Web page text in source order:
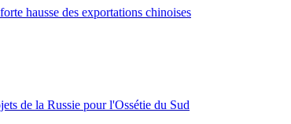
hausse des exportations chinoises
de la Russie pour l'Ossétie du Sud